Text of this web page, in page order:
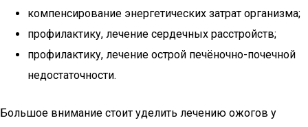
компенсирование энергетических затрат организма;
профилактику, лечение сердечных расстройств;
профилактику, лечение острой печёночно-почечной
недостаточности.
Большое внимание стоит уделить лечению ожогов у